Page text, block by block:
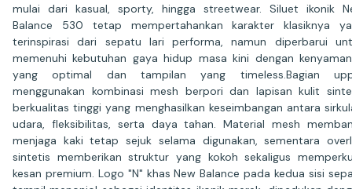
mulai dari kasual, sporty, hingga streetwear. Siluet ikonik
Balance 530 tetap mempertahankan karakter klasiknya
terinspirasi dari sepatu lari performa, namun diperbarui
memenuhi kebutuhan gaya hidup masa kini dengan
yang optimal dan tampilan yang timeless.Bagian
menggunakan kombinasi mesh berpori dan lapisan kulit
berkualitas tinggi yang menghasilkan keseimbangan antara
udara, fleksibilitas, serta daya tahan. Material mesh
menjaga kaki tetap sejuk selama digunakan, sementara
sintetis memberikan struktur yang kokoh sekaligus
kesan premium. Logo "N" khas New Balance pada kedua sisi